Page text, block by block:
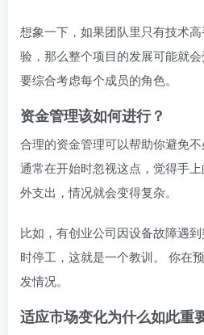
想象一下，如果团队里只有技术
验，那么整个项目的发展可能就
要综合考虑每个成员的角色。
资金管理该如何进行？
合理的资金管理可以帮助你避免
通常在开始时忽视这点，觉得手
外支出，情况就会变得复杂。
比如，有创业公司因设备故障遇
时停工，这就是一个教训。 你在
发情况。
适应市场变化为什么如此重